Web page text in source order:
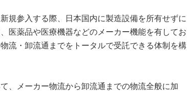
規参入する際、日本国内に製造設備を所有せずに
医薬品や医療機器などのメーカー機能を有してお
流・卸流通までをトータルで受託できる体制を構
、メーカー物流から卸流通までの物流全般に加